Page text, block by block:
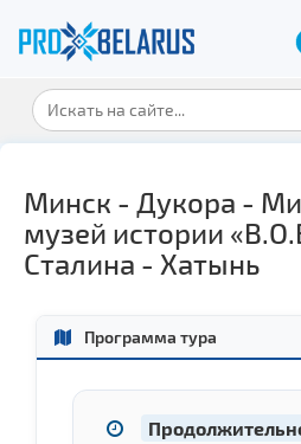
Минск - Дукора -
музей истории
Сталина - Хатынь
Программа тура